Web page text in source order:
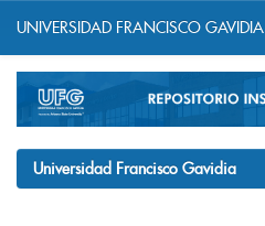
navigation
UNIVERSIDAD FRANCISCO GAVIDIA
Universidad Francisco Gavidia